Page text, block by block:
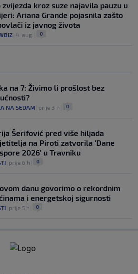
zvijezda kroz suze najavila pauzu u
Ariana Grande pojasnila zašto
iz javnog života
4. aug. 0
na 7: Živimo li prošlost bez
NA SEDAM prije 3 h 0
Šerifović pred više hiljada
na Piroti zatvorila 'Dane
2026' u Travniku
prije 6 h 0
danu govorimo o rekordnim
i energetskoj sigurnosti
prije 5 h 0